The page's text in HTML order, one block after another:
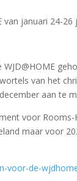
van januari 24-26
van het
aan te
voor
maar voor
voor-de-